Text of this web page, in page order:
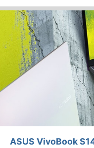
ASUS VivoBook